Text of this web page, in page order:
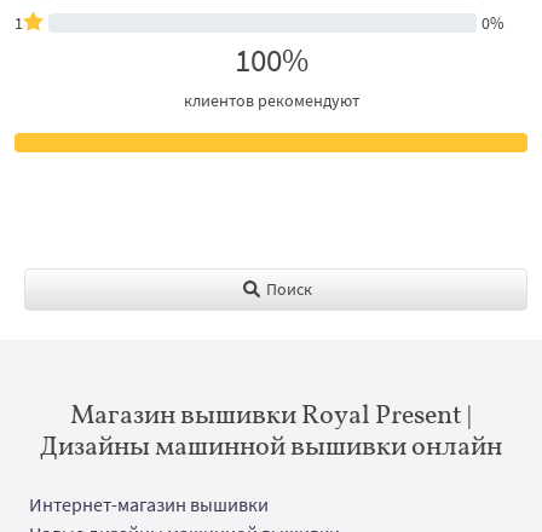
1
0%
100%
клиентов рекомендуют
Поиск
Магазин вышивки Royal Present |
Дизайны машинной вышивки онлайн
Интернет-магазин вышивки